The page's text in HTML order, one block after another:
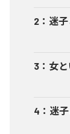
2 ： 迷
3 ： 女
4 ： 迷